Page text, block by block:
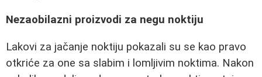
Nezaobilazni proizvodi za negu noktiju
Lakovi za jačanje noktiju pokazali su se kao pravo
otkriće za one sa slabim i lomljivim noktima. Nakon